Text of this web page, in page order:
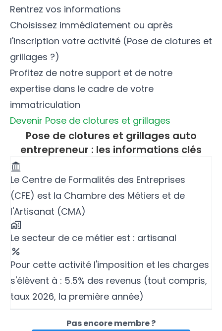
Rentrez vos informations
Choisissez immédiatement ou après
l'inscription votre activité (Pose de clotures et
grillages ?)
Profitez de notre support et de notre
expertise dans le cadre de votre
immatriculation
Devenir Pose de clotures et grillages
Pose de clotures et grillages auto
entrepreneur : les informations clés
Le Centre de Formalités des Entreprises
(CFE) est la Chambre des Métiers et de
l'Artisanat (CMA)
Le secteur de ce métier est : artisanal
Pour cette activité l'imposition et les charges
s'élèvent à : 5.5% des revenus (tout compris,
taux 2026, la première année)
Pas encore membre ?